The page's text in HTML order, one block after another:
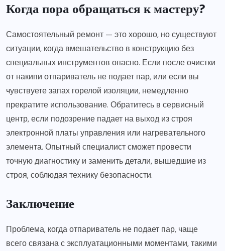
Когда пора обращаться к мастеру?
Самостоятельный ремонт — это хорошо, но существуют
ситуации, когда вмешательство в конструкцию без
специальных инструментов опасно. Если после очистки
от накипи отпариватель не подает пар, или если вы
чувствуете запах горелой изоляции, немедленно
прекратите использование. Обратитесь в сервисный
центр, если подозрение падает на выход из строя
электронной платы управления или нагревательного
элемента. Опытный специалист сможет провести
точную диагностику и заменить детали, вышедшие из
строя, соблюдая технику безопасности.
Заключение
Проблема, когда отпариватель не подает пар, чаще
всего связана с эксплуатационными моментами, такими